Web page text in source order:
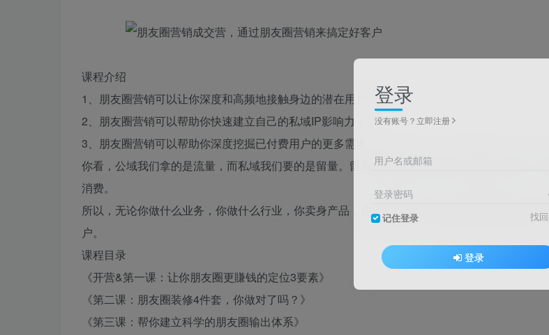
课程介绍
1、朋友圈营销可以让你深度和高频地接触身边的潜在用户；
2、朋友圈营销可以帮助你快速建立自己的私域IP影响力；
3、朋友圈营销可以帮助你深度挖掘已付费用户的更多需求。
你看，公域我们拿的是流量，而私域我们要的是留量。留量的价值就在于可以跟你建立关系，
消费。
所以，无论你做什么业务，你做什么行业，你卖身产品，你都需要在私域通过朋友圈营销来搞
户。
课程目录
《开营&第一课：让你朋友圈更賺钱的定位3要素》
《第二课：朋友圈装修4件套，你做对了吗？》
《第三课：帮你建立科学的朋友圈输出体系》
登录
没有账号？立即注册
用户名或邮箱
登录密码
记住登录 找
登录